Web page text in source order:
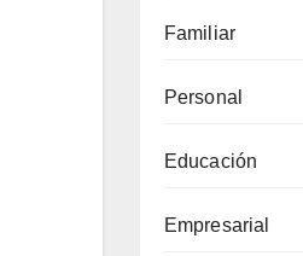
Familiar
Personal
Educación
Empresarial